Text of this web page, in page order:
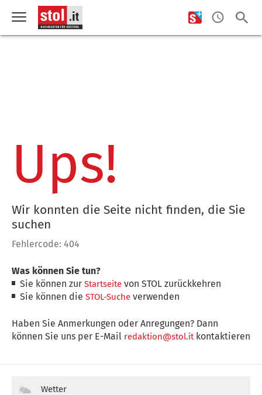
Ups!
Wir konnten die Seite nicht finden, die Sie
suchen
Fehlercode: 404
Was können Sie tun?
Sie können zurStartseite von STOL zurückkehren
Sie können dieSTOL-Suche verwenden
Haben Sie Anmerkungen oder Anregungen? Dann
können Sie uns per E-Mail redaktion@stol.itkontaktieren
Wetter